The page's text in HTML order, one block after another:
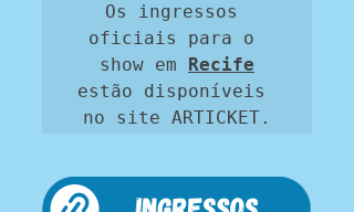
Os ingressos
oficiais para o
show em Recife
estão disponíveis
no site ARTICKET.